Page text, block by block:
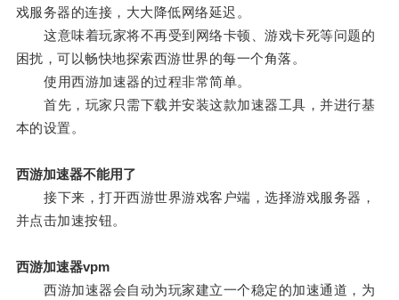
戏服务器的连接，大大降低网络延迟。
这意味着玩家将不再受到网络卡顿、游戏卡死等问题的
困扰，可以畅快地探索西游世界的每一个角落。
使用西游加速器的过程非常简单。
首先，玩家只需下载并安装这款加速器工具，并进行基
本的设置。
西游加速器不能用了
接下来，打开西游世界游戏客户端，选择游戏服务器，
并点击加速按钮。
西游加速器vpm
西游加速器会自动为玩家建立一个稳定的加速通道，为